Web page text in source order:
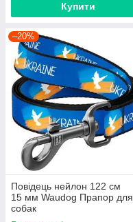
Купити
–20%
Повідець нейлон 122 cм
15 мм Waudog Прапор для
собак